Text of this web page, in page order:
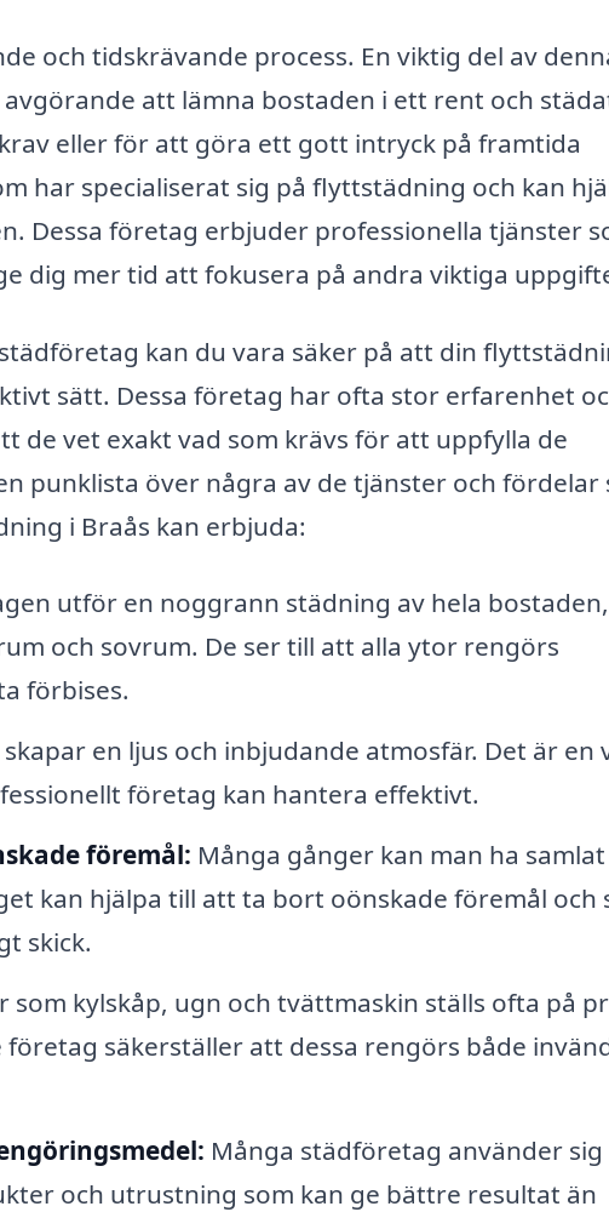
och tidskrävande process. En viktig del av
att lämna bostaden i ett rent och
eller för att göra ett gott intryck på framtida
har specialiserat sig på flyttstädning och kan
Dessa företag erbjuder professionella tjänster
dig mer tid att fokusera på andra viktiga
kan du vara säker på att din
sätt. Dessa företag har ofta stor erfarenhet
de vet exakt vad som krävs för att uppfylla de
punklista över några av de tjänster och fördelar
i Braås kan erbjuda:
utför en noggrann städning av hela bostaden,
och sovrum. De ser till att alla ytor rengörs
förbises.
en ljus och inbjudande atmosfär. Det är en
företag kan hantera effektivt.
föremål: Många gånger kan man ha samlat
kan hjälpa till att ta bort oönskade föremål och
skick.
som kylskåp, ugn och tvättmaskin ställs ofta på
säkerställer att dessa rengörs både
Många städföretag använder sig
och utrustning som kan ge bättre resultat än